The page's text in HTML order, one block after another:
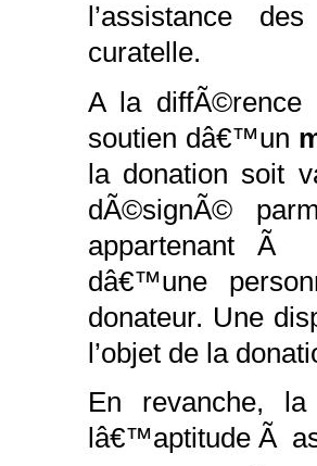
l’assistance
curatelle.
A la diffÃ©rence
soutien dâ€™un
la donation soit
dÃ©signÃ©
appartenant Ã
dâ€™une
donateur. Une
l’objet de la
En revanche,
lâ€™aptitude Ã